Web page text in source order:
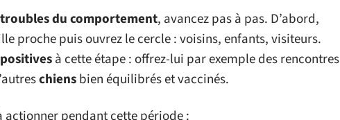
troubles du comportement, avancez pas à pas. D’abord,
proche puis ouvrez le cercle : voisins, enfants, visiteurs.
à cette étape : offrez-lui par exemple des rencontres
chiensbien équilibrés et vaccinés.
actionner pendant cette période :